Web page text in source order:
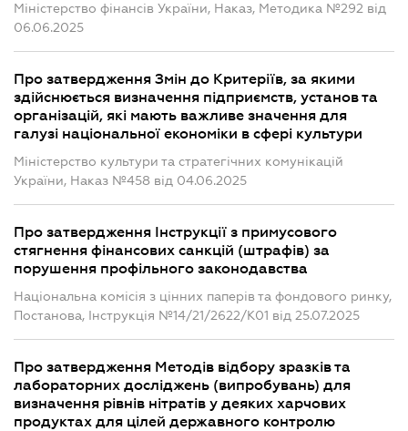
Міністерство фінансів України, Наказ, Методика №292 від
06.06.2025
Про затвердження Змін до Критеріїв, за якими
здійснюється визначення підприємств, установ та
організацій, які мають важливе значення для
галузі національної економіки в сфері культури
Міністерство культури та стратегічних комунікацій
України, Наказ №458 від 04.06.2025
Про затвердження Інструкції з примусового
стягнення фінансових санкцій (штрафів) за
порушення профільного законодавства
Національна комісія з цінних паперів та фондового ринку,
Постанова, Інструкція №14/21/2622/К01 від 25.07.2025
Про затвердження Методів відбору зразків та
лабораторних досліджень (випробувань) для
визначення рівнів нітратів у деяких харчових
продуктах для цілей державного контролю